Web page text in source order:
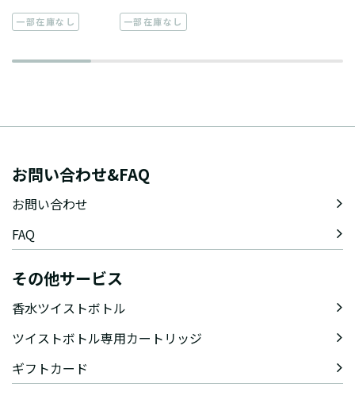
一部在庫なし 一部在庫なし
お問い合わせ&FAQ
お問い合わせ
FAQ
その他サービス
香水ツイストボトル
ツイストボトル専用カートリッジ
ギフトカード